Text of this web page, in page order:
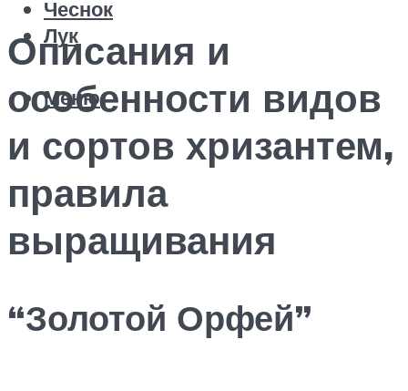
Чеснок
Лук
Меню
Описания и
особенности видов
и сортов хризантем,
правила
выращивания
“Золотой Орфей”